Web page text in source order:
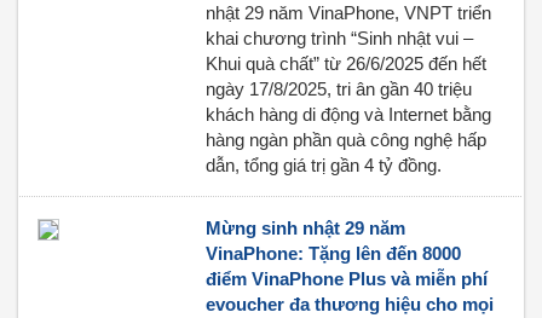
nhật 29 năm VinaPhone, VNPT triển
khai chương trình “Sinh nhật vui –
Khui quà chất” từ 26/6/2025 đến hết
ngày 17/8/2025, tri ân gần 40 triệu
khách hàng di động và Internet bằng
hàng ngàn phần quà công nghệ hấp
dẫn, tổng giá trị gần 4 tỷ đồng.
Mừng sinh nhật 29 năm
VinaPhone: Tặng lên đến 8000
điểm VinaPhone Plus và miễn phí
evoucher đa thương hiệu cho mọi